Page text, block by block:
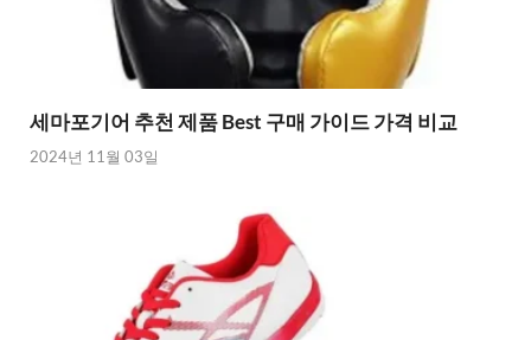
세마포기어 추천 제품 Best 구매 가이드 가격 비교
2024년 11월 03일